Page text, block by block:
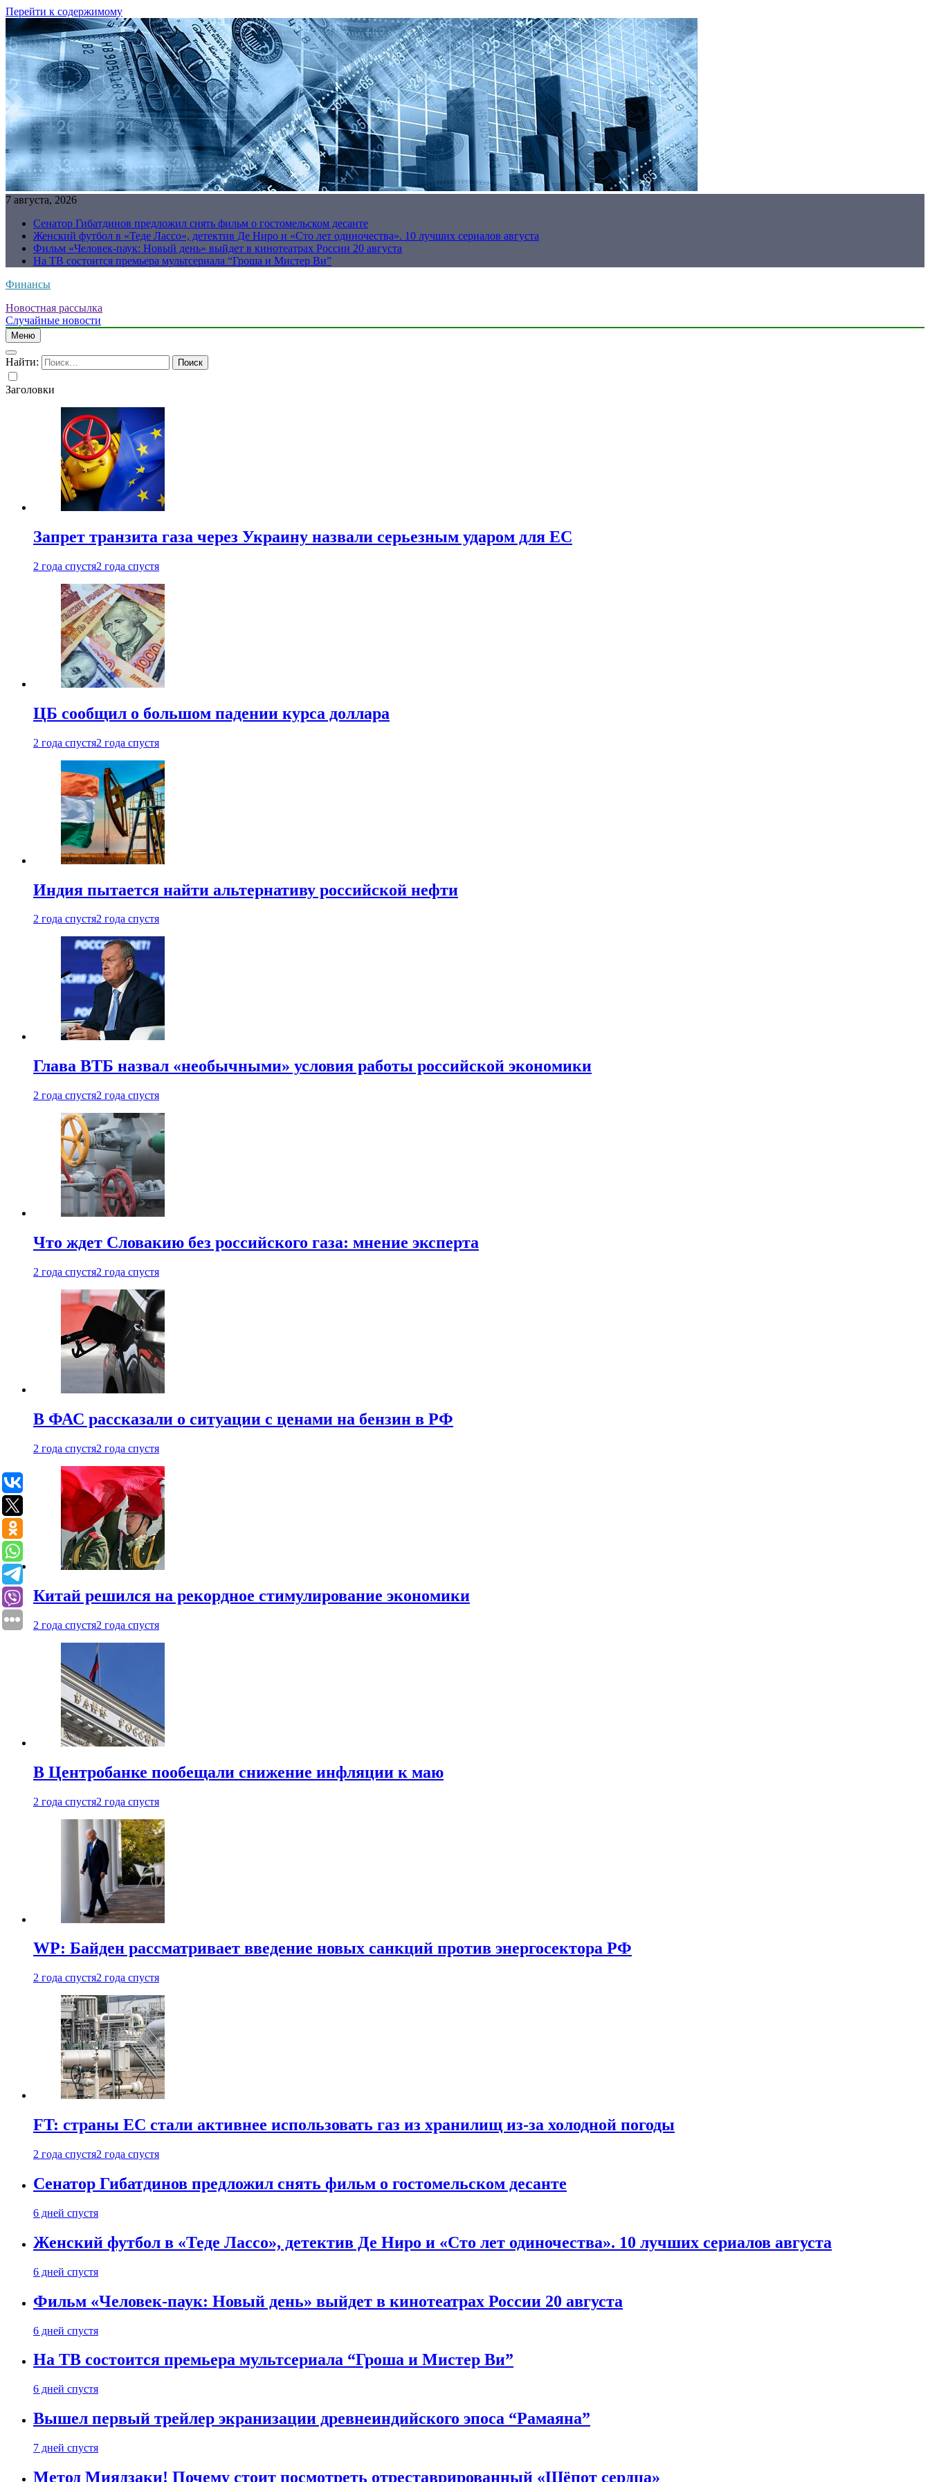
Перейти к содержимому
7 августа, 2026
Сенатор Гибатдинов предложил снять фильм о гостомельском десанте
Женский футбол в «Теде Лассо», детектив Де Ниро и «Сто лет одиночества». 10 лучших сериалов августа
Фильм «Человек-паук: Новый день» выйдет в кинотеатрах России 20 августа
На ТВ состоится премьера мультсериала “Гроша и Мистер Ви”
Финансы
Новостная рассылка
Случайные новости
Меню
Найти:
Заголовки
Запрет транзита газа через Украину назвали серьезным ударом для ЕС
2 года спустя2 года спустя
ЦБ сообщил о большом падении курса доллара
2 года спустя2 года спустя
Индия пытается найти альтернативу российской нефти
2 года спустя2 года спустя
Глава ВТБ назвал «необычными» условия работы российской экономики
2 года спустя2 года спустя
Что ждет Словакию без российского газа: мнение эксперта
2 года спустя2 года спустя
В ФАС рассказали о ситуации с ценами на бензин в РФ
2 года спустя2 года спустя
Китай решился на рекордное стимулирование экономики
2 года спустя2 года спустя
В Центробанке пообещали снижение инфляции к маю
2 года спустя2 года спустя
WP: Байден рассматривает введение новых санкций против энергосектора РФ
2 года спустя2 года спустя
FT: страны ЕС стали активнее использовать газ из хранилищ из-за холодной погоды
2 года спустя2 года спустя
Сенатор Гибатдинов предложил снять фильм о гостомельском десанте
6 дней спустя
Женский футбол в «Теде Лассо», детектив Де Ниро и «Сто лет одиночества». 10 лучших сериалов августа
6 дней спустя
Фильм «Человек-паук: Новый день» выйдет в кинотеатрах России 20 августа
6 дней спустя
На ТВ состоится премьера мультсериала “Гроша и Мистер Ви”
6 дней спустя
Вышел первый трейлер экранизации древнеиндийского эпоса “Рамаяна”
7 дней спустя
Метод Миядзаки! Почему стоит посмотреть отреставрированный «Шёпот сердца»